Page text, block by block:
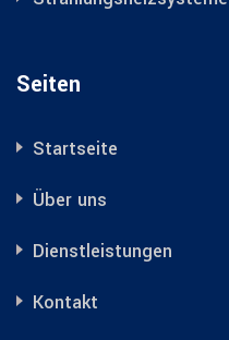
Seiten
Startseite
Über uns
Dienstleistungen
Kontakt